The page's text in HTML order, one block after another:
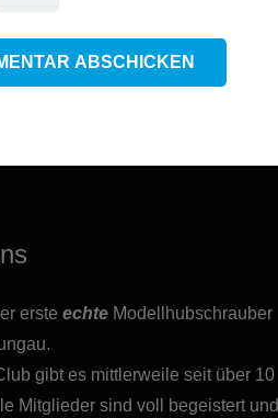
ABSCHICKEN
erste echte Modellhubschrauber
gibt es mittlerweile seit über 10
Mitglieder sind voll begeistert und